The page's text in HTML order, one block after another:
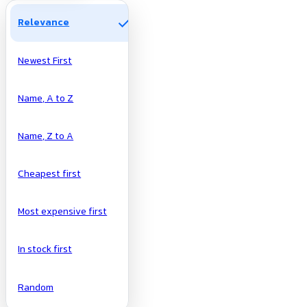
Relevance check
Newest First
Name, A to Z
Name, Z to A
Cheapest first
Most expensive first
In stock first
Random